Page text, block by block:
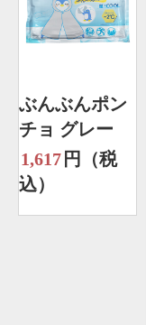
ぶんぶんポン
チョ グレー
1,617 円（税
込）